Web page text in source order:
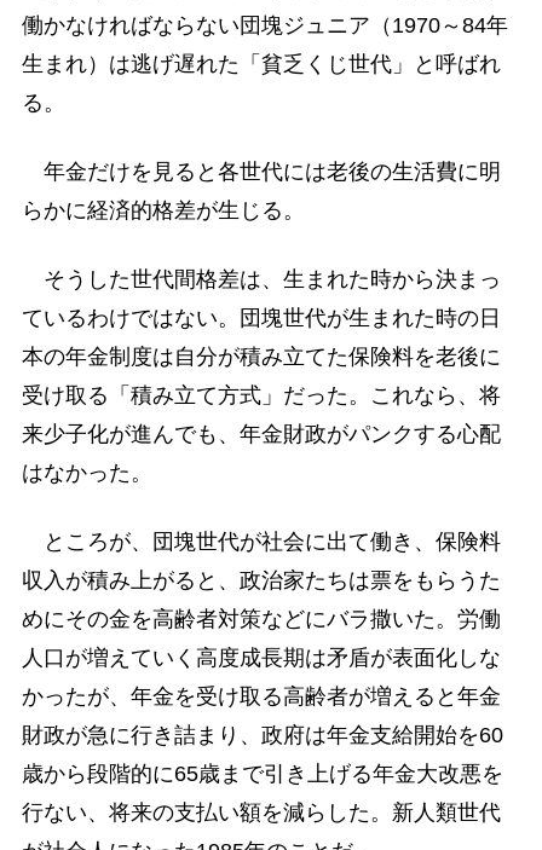
働かなければならない団塊ジュニア（1970～84年
生まれ）は逃げ遅れた「貧乏くじ世代」と呼ばれ
る。
年金だけを見ると各世代には老後の生活費に明
らかに経済的格差が生じる。
そうした世代間格差は、生まれた時から決まっ
ているわけではない。団塊世代が生まれた時の日
本の年金制度は自分が積み立てた保険料を老後に
受け取る「積み立て方式」だった。これなら、将
来少子化が進んでも、年金財政がパンクする心配
はなかった。
ところが、団塊世代が社会に出て働き、保険料
収入が積み上がると、政治家たちは票をもらうた
めにその金を高齢者対策などにバラ撒いた。労働
人口が増えていく高度成長期は矛盾が表面化しな
かったが、年金を受け取る高齢者が増えると年金
財政が急に行き詰まり、政府は年金支給開始を60
歳から段階的に65歳まで引き上げる年金大改悪を
行ない、将来の支払い額を減らした。新人類世代